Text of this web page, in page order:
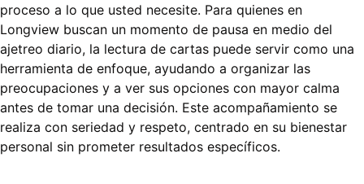
proceso a lo que usted necesite. Para quienes en
Longview buscan un momento de pausa en medio del
ajetreo diario, la lectura de cartas puede servir como una
herramienta de enfoque, ayudando a organizar las
preocupaciones y a ver sus opciones con mayor calma
antes de tomar una decisión. Este acompañamiento se
realiza con seriedad y respeto, centrado en su bienestar
personal sin prometer resultados específicos.